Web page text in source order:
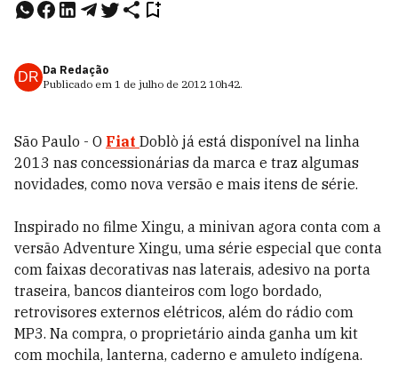
DR Da Redação
Publicado em 1 de julho de 2012 10h42.
São Paulo - O Fiat Doblò já está disponível na linha
2013 nas concessionárias da marca e traz algumas
novidades, como nova versão e mais itens de série.
Inspirado no filme Xingu, a minivan agora conta com a
versão Adventure Xingu, uma série especial que conta
com faixas decorativas nas laterais, adesivo na porta
traseira, bancos dianteiros com logo bordado,
retrovisores externos elétricos, além do rádio com
MP3. Na compra, o proprietário ainda ganha um kit
com mochila, lanterna, caderno e amuleto indígena.